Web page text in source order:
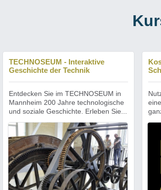
TECHNOSEUM - Interaktive
Geschichte der Technik
Entdecken Sie im TECHNOSEUM in
Mannheim 200 Jahre technologische
und soziale Geschichte. Erleben Sie...